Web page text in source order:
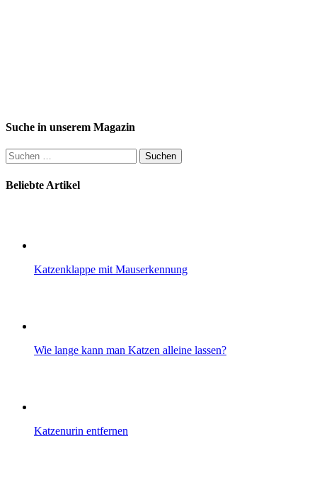
Suche in unserem Magazin
Suchen
nach:
Beliebte Artikel
Katzenklappe mit Mauserkennung
Wie lange kann man Katzen alleine lassen?
Katzenurin entfernen